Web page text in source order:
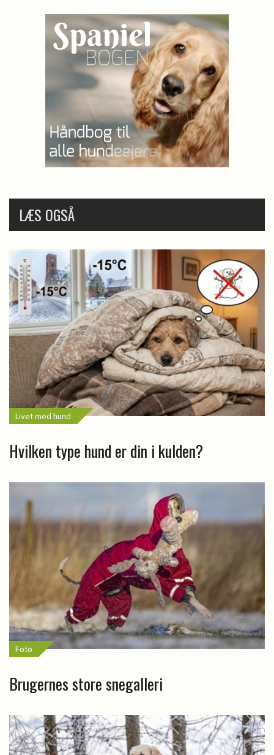
LÆS OGSÅ
Livet med hund
Hvilken type hund er din i kulden?
Foto
Brugernes store snegalleri